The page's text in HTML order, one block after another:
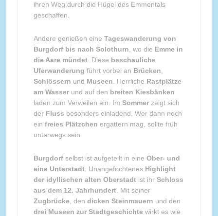
ihren Weg durch die Hügel des Emmentals
geschaffen.
Andere genießen eine Tageswanderung von
Burgdorf bis nach Solothurn , wo die Emme in
die Aare mündet. Diese beschauliche
Uferwanderung führt vorbei an Brücken
Schlössern und Museen . Herrliche Rastplätze
am Wasserund auf den breiten Kiesbänken
laden zum Verweilen ein. Im Sommerzeigt sich
der Fluss besonders einladend. Wer dann noch
ein freies Plätzchen ergattern mag, sollte früh
unterwegs sein.
Burgdorfselbst ist aufgeteilt in eine Ober- und
eine Unterstadt. Unangefochtenes Highlight
der idyllischen alten Oberstadtist ihr Schloss
aus dem 12. Jahrhundert. Mit seiner
Zugbrücke , den dicken Steinmauern und den
drei Museen zur Stadtgeschichte wirkt es wie